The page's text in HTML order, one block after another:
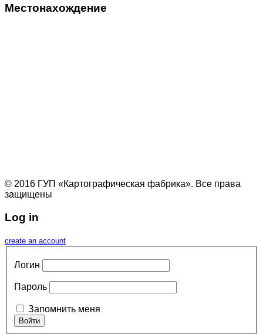
Местонахождение
© 2016 ГУП «Картографическая фабрика». Все права
защищены
Log in
create an account
Логин
Пароль
Запомнить меня